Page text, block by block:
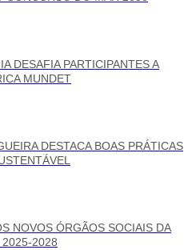
DESAFIA PARTICIPANTES A
MUNDET
DESTACA BOAS PRÁTICAS
NOVOS ÓRGÃOS SOCIAIS DA
2025-2028